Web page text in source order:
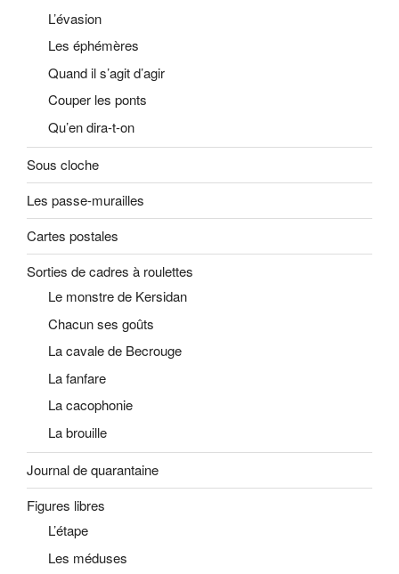
L’évasion
Les éphémères
Quand il s’agit d’agir
Couper les ponts
Qu’en dira-t-on
Sous cloche
Les passe-murailles
Cartes postales
Sorties de cadres à roulettes
Le monstre de Kersidan
Chacun ses goûts
La cavale de Becrouge
La fanfare
La cacophonie
La brouille
Journal de quarantaine
Figures libres
L’étape
Les méduses